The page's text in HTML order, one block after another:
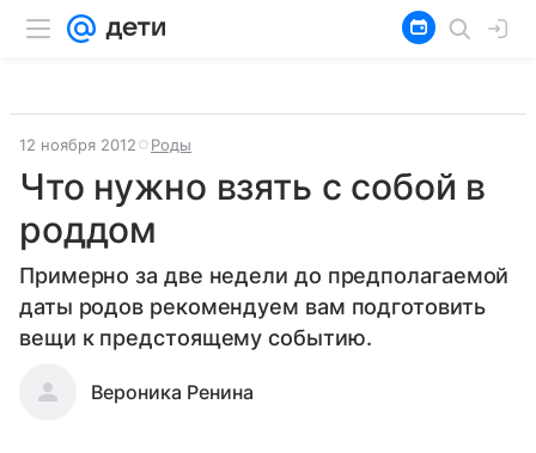
12 ноября 2012 Роды
Что нужно взять с собой в
роддом
Примерно за две недели до предполагаемой
даты родов рекомендуем вам подготовить
вещи к предстоящему событию.
Вероника Ренина